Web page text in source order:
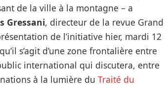
de la ville à la montagne – a
Gressani, directeur de la revue Grand
de l’initiative hier, mardi 12
s’agit d’une zone frontalière entre
international qui discutera, entre
à la lumière du Traité du